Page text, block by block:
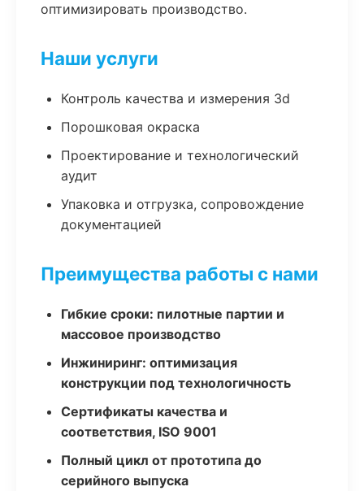
оптимизировать производство.
Наши услуги
Контроль качества и измерения 3d
Порошковая окраска
Проектирование и технологический
аудит
Упаковка и отгрузка, сопровождение
документацией
Преимущества работы с нами
Гибкие сроки: пилотные партии и
массовое производство
Инжиниринг: оптимизация
конструкции под технологичность
Сертификаты качества и
соответствия, ISO 9001
Полный цикл от прототипа до
серийного выпуска